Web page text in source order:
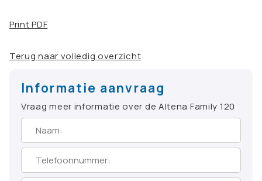
Print PDF
Terug naar volledig overzicht
Informatie aanvraag
Vraag meer informatie over de Altena Family 120